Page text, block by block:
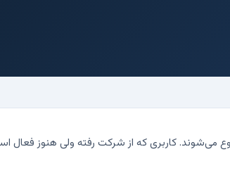
کاربری که از شرکت رفته ولی هنوز فعال